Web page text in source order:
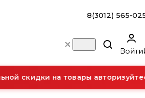
8(3012) 565-
Войти
скидки на товары